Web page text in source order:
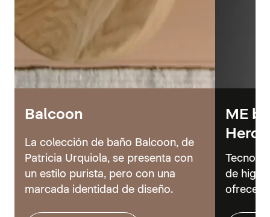
Balcoon
La colección de baño Balcoon, de
Patricia Urquiola, se presenta con
un estilo purista, pero con una
marcada identidad de diseño.
ME
Hero
de
ofrecer